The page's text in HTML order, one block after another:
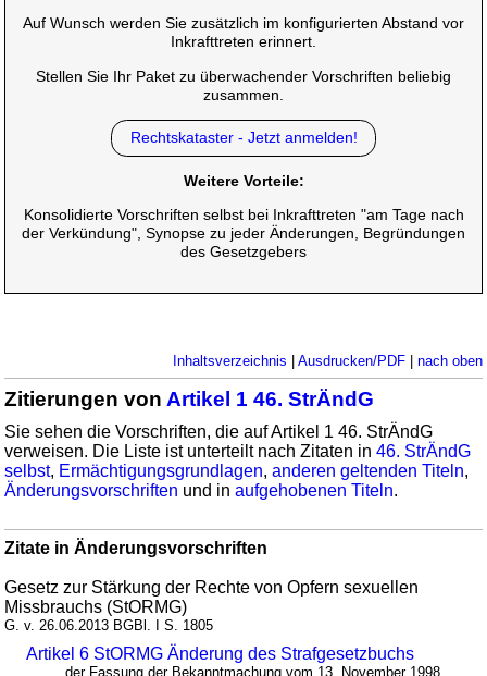
Auf Wunsch werden Sie zusätzlich im konfigurierten Abstand vor
Inkrafttreten erinnert.
Stellen Sie Ihr Paket zu überwachender Vorschriften beliebig
zusammen.
Rechtskataster - Jetzt anmelden!
Weitere Vorteile:
Konsolidierte Vorschriften selbst bei Inkrafttreten "am Tage nach
der Verkündung", Synopse zu jeder Änderungen, Begründungen
des Gesetzgebers
Inhaltsverzeichnis Ausdrucken/PDF| nach oben
Zitierungen von Artikel 1 46. StrÄndG
Sie sehen die Vorschriften, die auf Artikel 1 46. StrÄndG
verweisen. Die Liste ist unterteilt nach Zitaten in46. StrÄndG
selbst, Ermächtigungsgrundlagen,anderen geltenden Titeln,
Änderungsvorschriften und inaufgehobenen Titeln.
Zitate in Änderungsvorschriften
Gesetz zur Stärkung der Rechte von Opfern sexuellen
Missbrauchs (StORMG)
G. v. 26.06.2013 BGBl. I S. 1805
Artikel 6 StORMG Änderung des Strafgesetzbuchs
... der Fassung der Bekanntmachung vom 13. November 1998